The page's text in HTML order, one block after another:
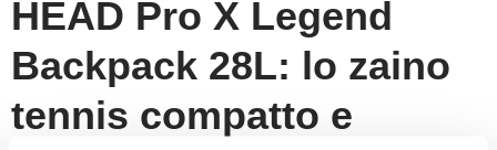
HEAD Pro X Legend
Backpack 28L: lo zaino
tennis compatto e